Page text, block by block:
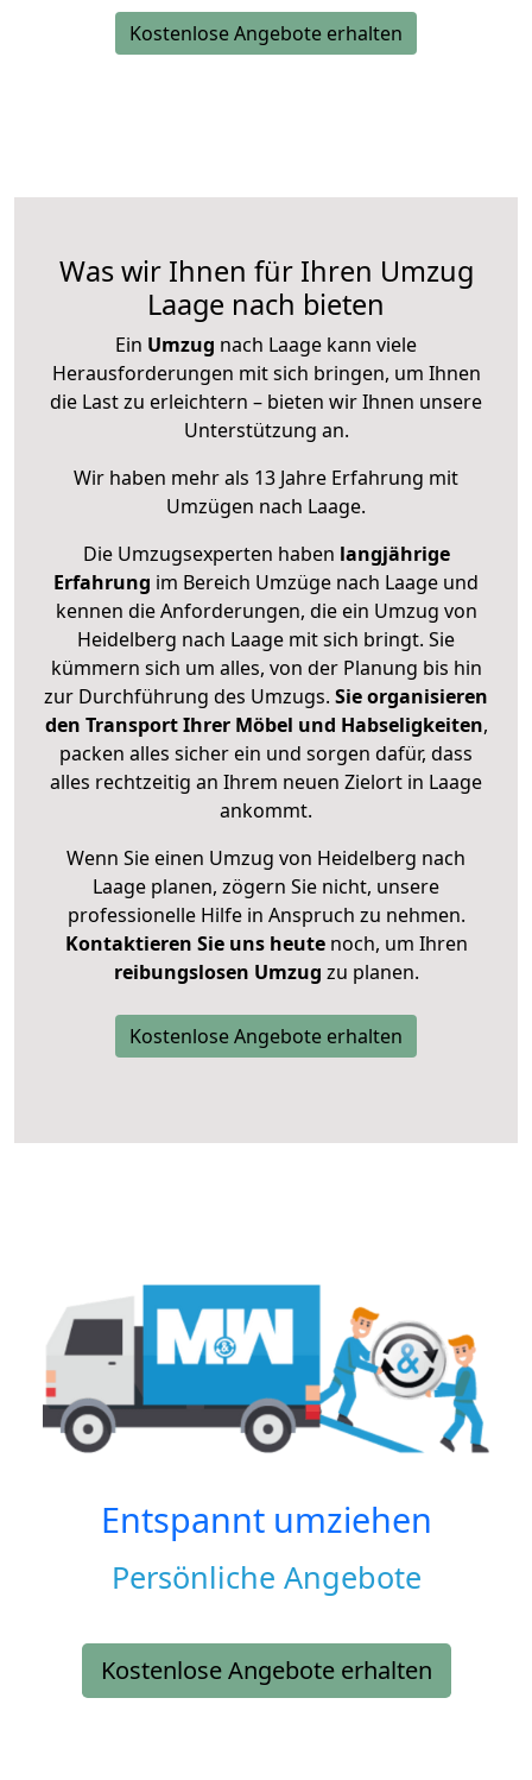
Kostenlose Angebote erhalten
Was wir Ihnen für Ihren Umzug
Laage nach bieten
Ein Umzug nach Laage kann viele
Herausforderungen mit sich bringen, um Ihnen
die Last zu erleichtern – bieten wir Ihnen unsere
Unterstützung an.
Wir haben mehr als 13 Jahre Erfahrung mit
Umzügen nach Laage.
Die Umzugsexperten haben langjährige
Erfahrung im Bereich Umzüge nach Laage und
kennen die Anforderungen, die ein Umzug von
Heidelberg nach Laage mit sich bringt. Sie
kümmern sich um alles, von der Planung bis hin
zur Durchführung des Umzugs. Sie organisieren
den Transport Ihrer Möbel und Habseligkeiten,
packen alles sicher ein und sorgen dafür, dass
alles rechtzeitig an Ihrem neuen Zielort in Laage
ankommt.
Wenn Sie einen Umzug von Heidelberg nach
Laage planen, zögern Sie nicht, unsere
professionelle Hilfe in Anspruch zu nehmen.
Kontaktieren Sie uns heutenoch, um Ihren
reibungslosen Umzug zu planen.
Kostenlose Angebote erhalten
Entspannt umziehen
Persönliche Angebote
Kostenlose Angebote erhalten